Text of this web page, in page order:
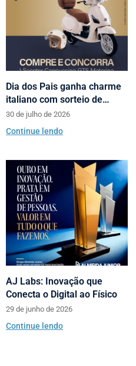
Dia dos Pais ganha charme
italiano com sorteio de
scooters Motorino pela
Almeida Junior
30 de julho de 2026
Continue lendo
AJ Labs: Inovação que
Conecta o Digital ao Físico
29 de junho de 2026
Continue lendo